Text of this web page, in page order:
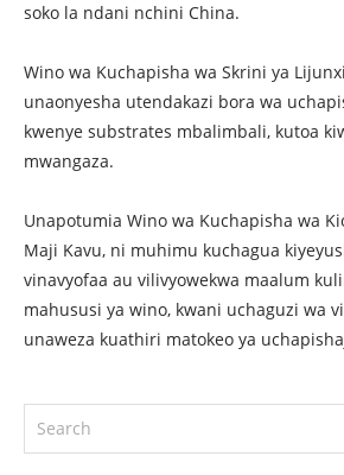
soko la ndani nchini China.
Wino wa Kuchapisha wa Skrini ya
unaonyesha utendakazi bora wa
kwenye substrates mbalimbali, kutoa
mwangaza.
Unapotumia Wino wa Kuchapisha wa
Maji Kavu, ni muhimu kuchagua
vinavyofaa au vilivyowekwa maalum
mahususi ya wino, kwani uchaguzi wa
unaweza kuathiri matokeo ya